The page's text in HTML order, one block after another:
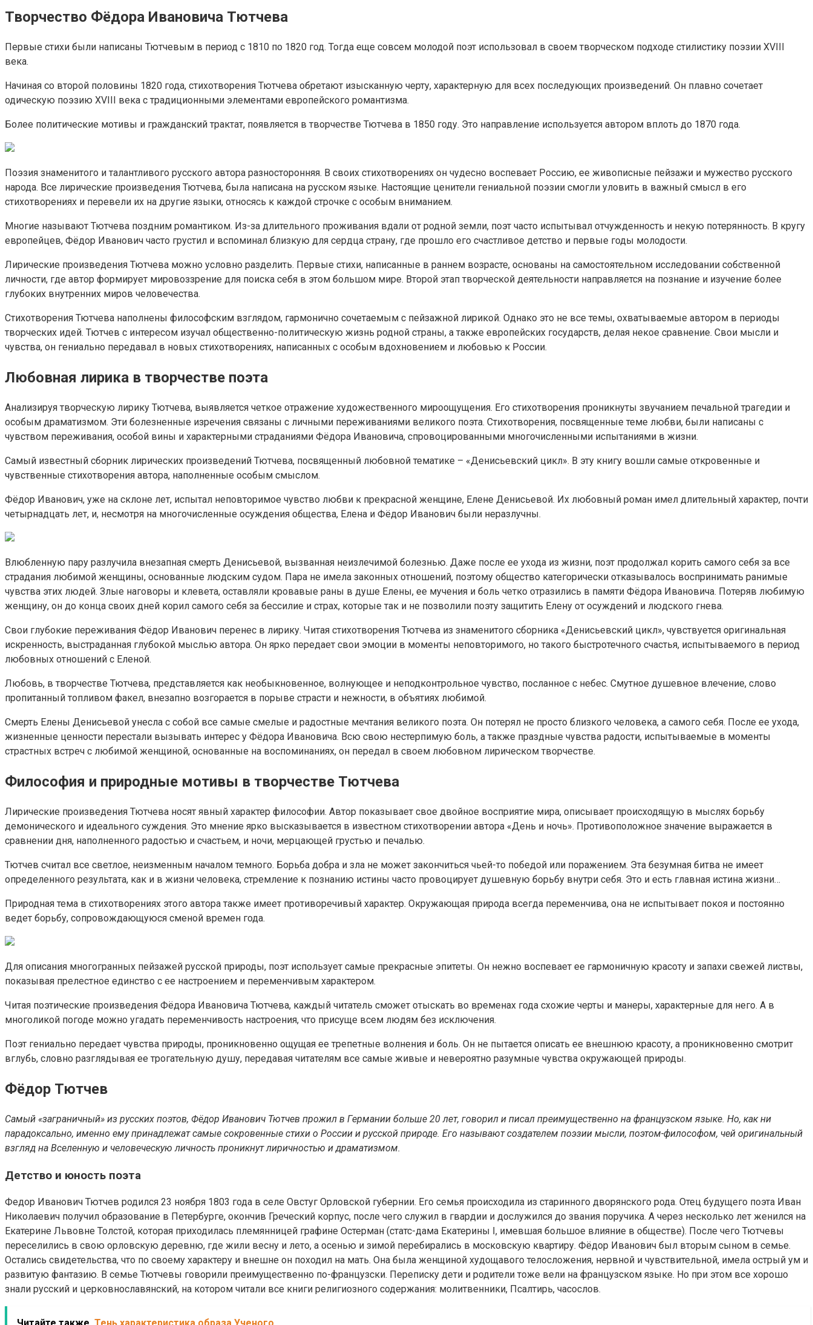
Творчество Фёдора Ивановича Тютчева
Первые стихи были написаны Тютчевым в период с 1810 по 1820 год. Тогда еще совсем молодой поэт использовал в своем творческом подходе стилистику поэзии XVIII
века.
Начиная со второй половины 1820 года, стихотворения Тютчева обретают изысканную черту, характерную для всех последующих произведений. Он плавно сочетает
одическую поэзию XVIII века с традиционными элементами европейского романтизма.
Более политические мотивы и гражданский трактат, появляется в творчестве Тютчева в 1850 году. Это направление используется автором вплоть до 1870 года.
Поэзия знаменитого и талантливого русского автора разносторонняя. В своих стихотворениях он чудесно воспевает Россию, ее живописные пейзажи и мужество русского
народа. Все лирические произведения Тютчева, была написана на русском языке. Настоящие ценители гениальной поэзии смогли уловить в важный смысл в его
стихотворениях и перевели их на другие языки, относясь к каждой строчке с особым вниманием.
Многие называют Тютчева поздним романтиком. Из-за длительного проживания вдали от родной земли, поэт часто испытывал отчужденность и некую потерянность. В кругу
европейцев, Фёдор Иванович часто грустил и вспоминал близкую для сердца страну, где прошло его счастливое детство и первые годы молодости.
Лирические произведения Тютчева можно условно разделить. Первые стихи, написанные в раннем возрасте, основаны на самостоятельном исследовании собственной
личности, где автор формирует мировоззрение для поиска себя в этом большом мире. Второй этап творческой деятельности направляется на познание и изучение более
глубоких внутренних миров человечества.
Стихотворения Тютчева наполнены философским взглядом, гармонично сочетаемым с пейзажной лирикой. Однако это не все темы, охватываемые автором в периоды
творческих идей. Тютчев с интересом изучал общественно-политическую жизнь родной страны, а также европейских государств, делая некое сравнение. Свои мысли и
чувства, он гениально передавал в новых стихотворениях, написанных с особым вдохновением и любовью к России.
Любовная лирика в творчестве поэта
Анализируя творческую лирику Тютчева, выявляется четкое отражение художественного мироощущения. Его стихотворения проникнуты звучанием печальной трагедии и
особым драматизмом. Эти болезненные изречения связаны с личными переживаниями великого поэта. Стихотворения, посвященные теме любви, были написаны с
чувством переживания, особой вины и характерными страданиями Фёдора Ивановича, спровоцированными многочисленными испытаниями в жизни.
Самый известный сборник лирических произведений Тютчева, посвященный любовной тематике – «Денисьевский цикл». В эту книгу вошли самые откровенные и
чувственные стихотворения автора, наполненные особым смыслом.
Фёдор Иванович, уже на склоне лет, испытал неповторимое чувство любви к прекрасной женщине, Елене Денисьевой. Их любовный роман имел длительный характер, почти
четырнадцать лет, и, несмотря на многочисленные осуждения общества, Елена и Фёдор Иванович были неразлучны.
Влюбленную пару разлучила внезапная смерть Денисьевой, вызванная неизлечимой болезнью. Даже после ее ухода из жизни, поэт продолжал корить самого себя за все
страдания любимой женщины, основанные людским судом. Пара не имела законных отношений, поэтому общество категорически отказывалось воспринимать ранимые
чувства этих людей. Злые наговоры и клевета, оставляли кровавые раны в душе Елены, ее мучения и боль четко отразились в памяти Фёдора Ивановича. Потеряв любимую
женщину, он до конца своих дней корил самого себя за бессилие и страх, которые так и не позволили поэту защитить Елену от осуждений и людского гнева.
Свои глубокие переживания Фёдор Иванович перенес в лирику. Читая стихотворения Тютчева из знаменитого сборника «Денисьевский цикл», чувствуется оригинальная
искренность, выстраданная глубокой мыслью автора. Он ярко передает свои эмоции в моменты неповторимого, но такого быстротечного счастья, испытываемого в период
любовных отношений с Еленой.
Любовь, в творчестве Тютчева, представляется как необыкновенное, волнующее и неподконтрольное чувство, посланное с небес. Смутное душевное влечение, слово
пропитанный топливом факел, внезапно возгорается в порыве страсти и нежности, в объятиях любимой.
Смерть Елены Денисьевой унесла с собой все самые смелые и радостные мечтания великого поэта. Он потерял не просто близкого человека, а самого себя. После ее ухода,
жизненные ценности перестали вызывать интерес у Фёдора Ивановича. Всю свою нестерпимую боль, а также праздные чувства радости, испытываемые в моменты
страстных встреч с любимой женщиной, основанные на воспоминаниях, он передал в своем любовном лирическом творчестве.
Философия и природные мотивы в творчестве Тютчева
Лирические произведения Тютчева носят явный характер философии. Автор показывает свое двойное восприятие мира, описывает происходящую в мыслях борьбу
демонического и идеального суждения. Это мнение ярко высказывается в известном стихотворении автора «День и ночь». Противоположное значение выражается в
сравнении дня, наполненного радостью и счастьем, и ночи, мерцающей грустью и печалью.
Тютчев считал все светлое, неизменным началом темного. Борьба добра и зла не может закончиться чьей-то победой или поражением. Эта безумная битва не имеет
определенного результата, как и в жизни человека, стремление к познанию истины часто провоцирует душевную борьбу внутри себя. Это и есть главная истина жизни…
Природная тема в стихотворениях этого автора также имеет противоречивый характер. Окружающая природа всегда переменчива, она не испытывает покоя и постоянно
ведет борьбу, сопровождающуюся сменой времен года.
Для описания многогранных пейзажей русской природы, поэт использует самые прекрасные эпитеты. Он нежно воспевает ее гармоничную красоту и запахи свежей листвы,
показывая прелестное единство с ее настроением и переменчивым характером.
Читая поэтические произведения Фёдора Ивановича Тютчева, каждый читатель сможет отыскать во временах года схожие черты и манеры, характерные для него. А в
многоликой погоде можно угадать переменчивость настроения, что присуще всем людям без исключения.
Поэт гениально передает чувства природы, проникновенно ощущая ее трепетные волнения и боль. Он не пытается описать ее внешнюю красоту, а проникновенно смотрит
вглубь, словно разглядывая ее трогательную душу, передавая читателям все самые живые и невероятно разумные чувства окружающей природы.
Фёдор Тютчев
Самый «заграничный» из русских поэтов, Фёдор Иванович Тютчев прожил в Германии больше 20 лет, говорил и писал преимущественно на французском языке. Но, как ни
парадоксально, именно ему принадлежат самые сокровенные стихи о России и русской природе. Его называют создателем поэзии мысли, поэтом-философом, чей оригинальный
взгляд на Вселенную и человеческую личность проникнут лиричностью и драматизмом.
Детство и юность поэта
Федор Иванович Тютчев родился 23 ноября 1803 года в селе Овстуг Орловской губернии. Его семья происходила из старинного дворянского рода. Отец будущего поэта Иван
Николаевич получил образование в Петербурге, окончив Греческий корпус, после чего служил в гвардии и дослужился до звания поручика. А через несколько лет женился на
Екатерине Львовне Толстой, которая приходилась племянницей графине Остерман (статс-дама Екатерины I, имевшая большое влияние в обществе). После чего Тютчевы
переселились в свою орловскую деревню, где жили весну и лето, а осенью и зимой перебирались в московскую квартиру. Фёдор Иванович был вторым сыном в семье.
Остались свидетельства, что по своему характеру и внешне он походил на мать. Она была женщиной худощавого телосложения, нервной и чувствительной, имела острый ум и
развитую фантазию. В семье Тютчевы говорили преимущественно по-французски. Переписку дети и родители тоже вели на французском языке. Но при этом все хорошо
знали русский и церковнославянский, на котором читали все книги религиозного содержания: молитвенники, Псалтирь, часослов.